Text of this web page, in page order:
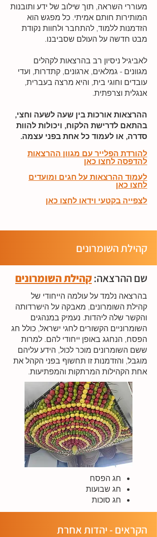
מעוררי השראה, תוך שילוב של ידע ותובנות
המותירות חותם אמיתי. כל מפגש הוא
הזדמנות ללמוד, להתחבר ולחוות נקודת
מבט חדשה על העולם שסביבנו.
לאביגיל ניסיון רב בהרצאות לקהלים
מגוונים - גמלאים, ארגונים, קתדרות, ועדי
עובדים וחוגי בית, והיא מרצה בעברית,
אנגלית וצרפתית.
ההרצאות אורכות בין שעה לשעה וחצי,
בהתאם לדרישת הלקוח, ויכולות להוות
סדרה, או לעמוד כל אחת בפני עצמה.
להורדת הפלייר עם מגוון ההרצאות
להדפסה לחצו כאן
לעמוד ההרצאות על חגים ומועדים
לחצו כאן
לצפייה בקטעי וידאו לחצו כאן
קהילת השומרונים
שם ההרצאה:קהילת השומרונים
בהרצאה נלמד על עולמה הייחודי של
קהילת השומרונים, מאבקה על הישרדותה
והקשר שלה ליהדות. נעמיק במנהגים
השומרוניים הקשורים לחגי ישראל, כולל חג
הפסח, הנחגג באופן ייחודי להם. למרות
ששם השומרונים מוכר לכול, הידע עליהם
מוגבל, והזדמנות זו תחשוף בפני הקהל את
אחת הקהילות המרתקות והמפתיעות.
חג הפסח
חג שבועות
חג סוכות
הקראים - יהדות אחרת